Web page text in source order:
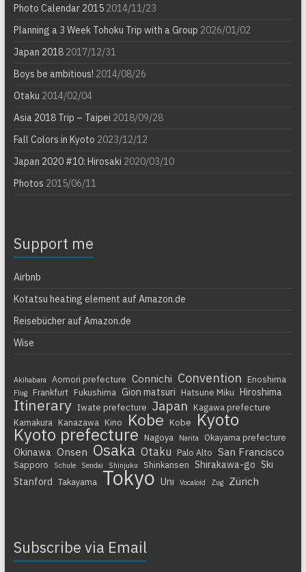
Photo Calendar 20152014/11/23
Planning a 3 Week Tohoku Trip with a Group 2026/01/02
Japan 20182017/12/31
Boys be ambitious! 2014/08/26
Otaku 2014/02/04
Asia 2018 Trip – Taipei 2018/09/28
Fall Colors in Kyoto 2023/12/12
Japan 2020 #10: Hirosaki 2020/03/10
Photos 2015/06/11
Support me
Airbnb
Kotatsu heating element auf Amazon.de
Reisebücher auf Amazon.de
Wise
Akihabara Aomori prefecture Connichi Convention Enoshima
Flug Frankfurt Fukushima Gion matsuri Hatsune Miku Hiroshima
Itinerary Iwate prefecture Japan
Kagawa prefecture
Kamakura
Kanazawa Kino Kobe Kobe Kyoto
Kyoto prefecture Nagoya Narita Okayama prefecture
Okinawa Onsen Osaka Otaku Palo Alto San Francisco
Sapporo Schule Sendai Shinjuku Shinkansen Shirakawa-go Ski
Stanford Takayama Tokyo Uni Vocaloid Zug Zürich
Subscribe via Email